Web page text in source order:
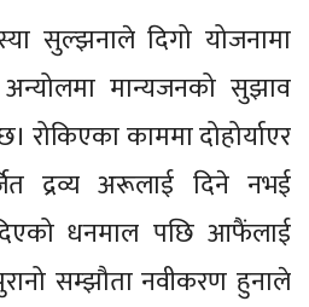
सुल्झनाले दिगो योजनामा
मान्यजनको सुझाव
रोकिएका काममा दोहोर्याएर
द्रव्य अरूलाई दिने नभई
धनमाल पछि आफैंलाई
सम्झौता नवीकरण हुनाले